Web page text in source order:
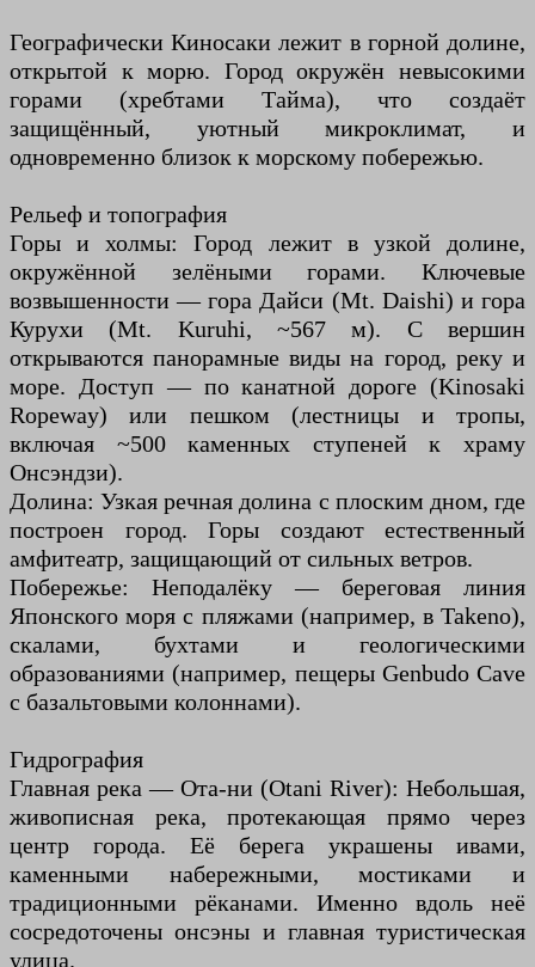
Географически Киносаки лежит в горной долине,
открытой к морю. Город окружён невысокими
горами (хребтами Тайма), что создаёт
защищённый, уютный микроклимат, и
одновременно близок к морскому побережью.
Рельеф и топография
Горы и холмы: Город лежит в узкой долине,
окружённой зелёными горами. Ключевые
возвышенности — гора Дайси (Mt. Daishi) и гора
Курухи (Mt. Kuruhi, ~567 м). С вершин
открываются панорамные виды на город, реку и
море. Доступ — по канатной дороге (Kinosaki
Ropeway) или пешком (лестницы и тропы,
включая ~500 каменных ступеней к храму
Онсэндзи).
Долина: Узкая речная долина с плоским дном, где
построен город. Горы создают естественный
амфитеатр, защищающий от сильных ветров.
Побережье: Неподалёку — береговая линия
Японского моря с пляжами (например, в Takeno),
скалами, бухтами и геологическими
образованиями (например, пещеры Genbudo Cave
с базальтовыми колоннами).
Гидрография
Главная река — Ота-ни (Otani River): Небольшая,
живописная река, протекающая прямо через
центр города. Её берега украшены ивами,
каменными набережными, мостиками и
традиционными рёканами. Именно вдоль неё
сосредоточены онсэны и главная туристическая
улица.